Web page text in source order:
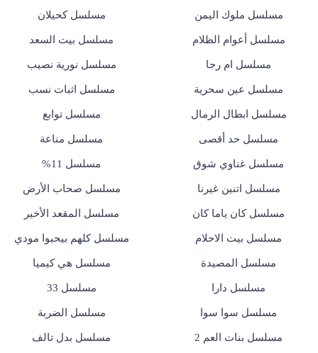
مسلسل ملوك اليمن مسلسل كحيلان
مسلسل أعوام الظلام مسلسل بيت السعد
مسلسل ام رجا مسلسل نورية نصيب
مسلسل عين سحرية مسلسل اثبات نسب
مسلسل ابطال الرمال مسلسل توابع
مسلسل حد أقصى مسلسل مناعة
مسلسل غناوي شوق مسلسل 11%
مسلسل اتنين غيرنا مسلسل صحاب الأرض
مسلسل كان ياما كان مسلسل المقعد الأخير
مسلسل بيت الاحلام مسلسل كلهم بيحبوا مودي
مسلسل المصيدة مسلسل هي كيميا
مسلسل دارا مسلسل 33
مسلسل سوا سوا مسلسل الضربة
مسلسل بنات العم 2 مسلسل بدل تالف